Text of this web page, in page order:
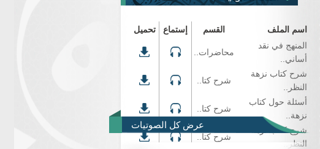
اسم الملف القسم إستماع
تحميل
المنهج في نقد
أساني..
محاضرات..
شرح كتاب نزهة
النظر..
شرح كتا..
أسئلة حول كتاب
نزهة..
شرح كتا..
شرح كتاب نزهة
النظر..
شرح كتا..
عرض كل الصوتيات